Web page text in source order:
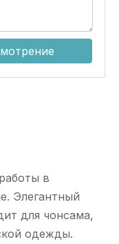
в
Элегантный
для чонсама,
одежды.